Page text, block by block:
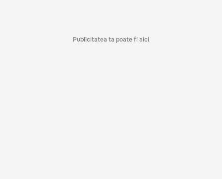
Publicitatea ta poate fi aici